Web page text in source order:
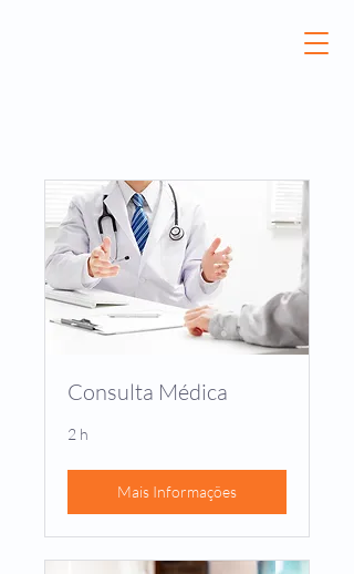
Consulta Médica
2 h
Mais Informações